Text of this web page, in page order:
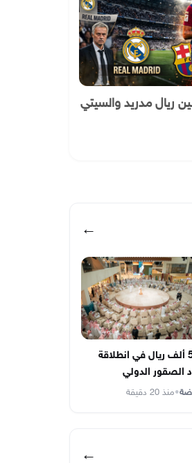
ريال مدريد والسيتي
←
540 ألف ريال في انطلاقة
الصقور الدولي
•منذ 20 دقيقة
←